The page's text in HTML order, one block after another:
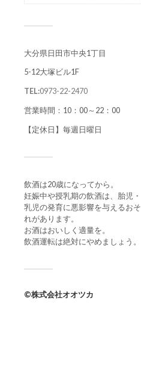
大分県日田市中央1丁目
5-12大塚ビル1F
TEL:0973-22-2470
営業時間：10：00～22：00
【定休日】毎週日曜日
飲酒は20歳になってから。
妊娠中や授乳期の飲酒は、胎児・
乳児の発育に悪影響を与えるおそ
れがあります。
お酒はおいしく適量を。
飲酒運転は絶対にやめましょう。
©︎株式会社オオツカ